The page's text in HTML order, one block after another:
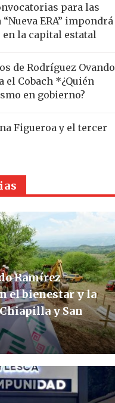
para las
ERA” impondrá
en la capital estatal
de Rodríguez Ovando
el Cobach *¿Quién
en gobierno?
Figueroa y el tercer
Ramírez
el bienestar y la
y San